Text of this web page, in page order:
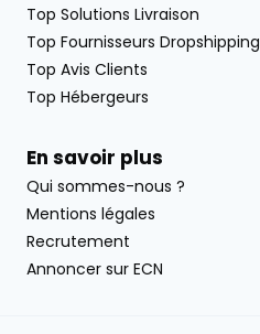
Top Solutions Livraison
Top Fournisseurs Dropshipping
Top Avis Clients
Top Hébergeurs
En savoir plus
Qui sommes-nous ?
Mentions légales
Recrutement
Annoncer sur ECN